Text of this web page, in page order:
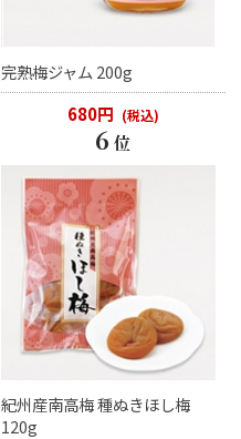
完熟梅ジャム 200g
680円 (税込)
6 位
紀州産南高梅 種ぬきほし梅
120g